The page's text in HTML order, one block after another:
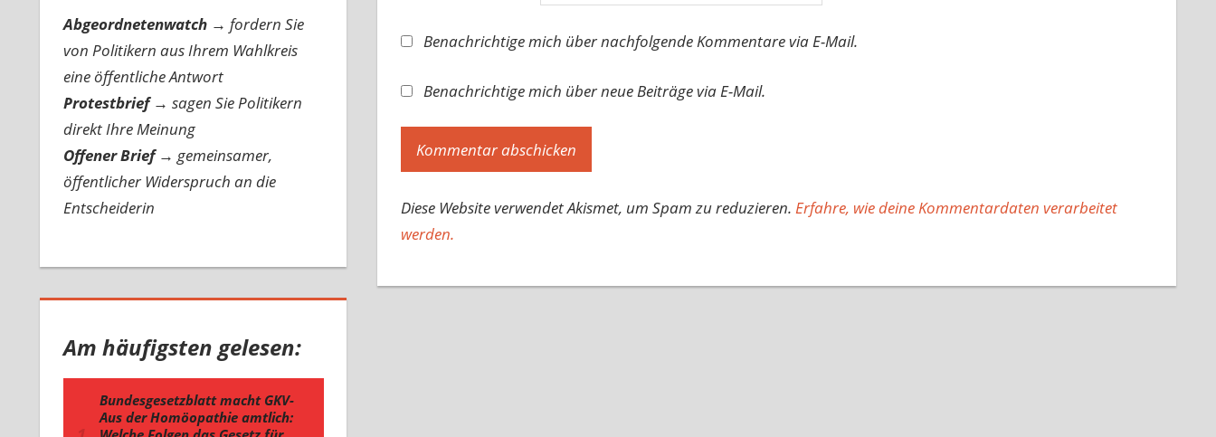
Benachrichtige mich über nachfolgende Kommentare via E-Mail.
Benachrichtige mich über neue Beiträge via E-Mail.
Diese Website verwendet Akismet, um Spam zu reduzieren. Erfahre, wie deine Kommentardaten verarbeitet
werden.
Abgeordnetenwatch → fordern Sie
von Politikern aus Ihrem Wahlkreis
eine öffentliche Antwort
Protestbrief → sagen Sie Politikern
direkt Ihre Meinung
Offener Brief → gemeinsamer,
öffentlicher Widerspruch an die
Entscheiderin
Am häufigsten gelesen: